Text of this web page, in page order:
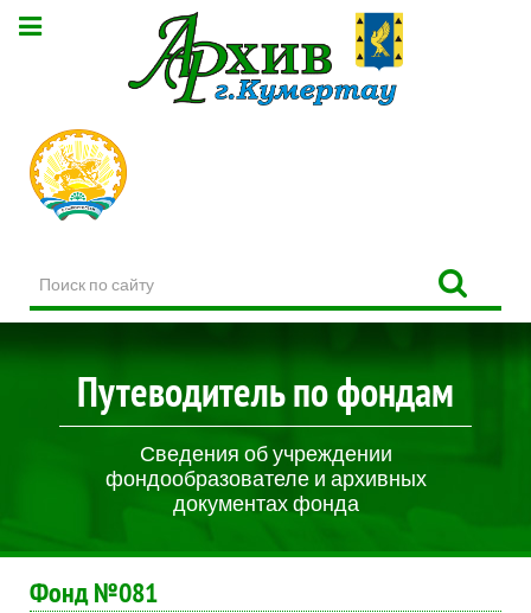
по
сайту
Путеводитель по фондам
Сведения об учреждении
фондообразователе и архивных
документах фонда
Фонд №081